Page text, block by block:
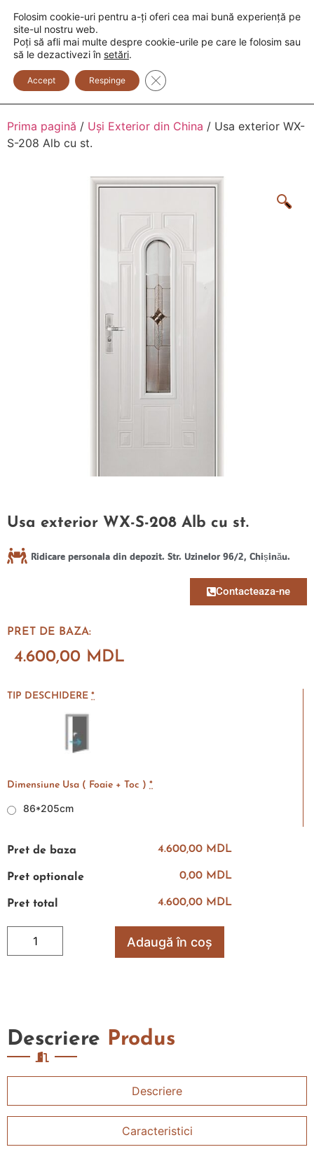
+373 600 888 33 +373 600 888 44
0
Prima pagină / Uși Exterior din China / Usa exterior WX-
S-208 Alb cu st.
Usa exterior WX-S-208 Alb cu st.
Ridicare personala din depozit. Str. Uzinelor 96/2, Chișinău.
Contacteaza-ne
PRET DE BAZA:
4.600,00 MDL
TIP DESCHIDERE *
Dimensiune Usa ( Foaie + Toc ) *
86*205cm
Pret de baza 4.600,00 MDL
Pret optionale 0,00 MDL
Pret total 4.600,00 MDL
Adaugă în coș
Descriere Produs
Descriere
Caracteristici
Folosim cookie-uri pentru a-ți oferi cea mai bună experiență pe
site-ul nostru web.
Poți să afli mai multe despre cookie-urile pe care le folosim sau
să le dezactivezi în setări.
Accept Respinge Close GDPR Cookie Banner